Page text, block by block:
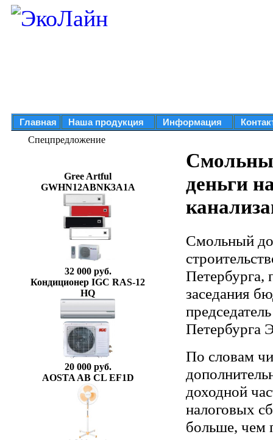
Главная Наша продукция Информация
Спецпредложение
Gree Artful
GWHN12ABNK3A1A
32 000 руб.
Кондиционер IGC RAS-12
HQ
20 000 руб.
AOSTA AB CL EF1D
деньги
Смольный
Петербурга,
заседания
Петербурга
По словам
доходной
налоговых
больше, чем